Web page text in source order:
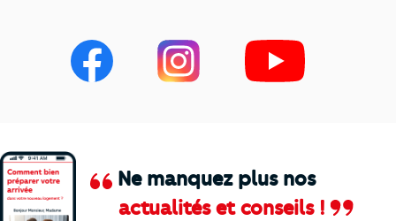
Ne manquez plus nos
actualités et conseils !